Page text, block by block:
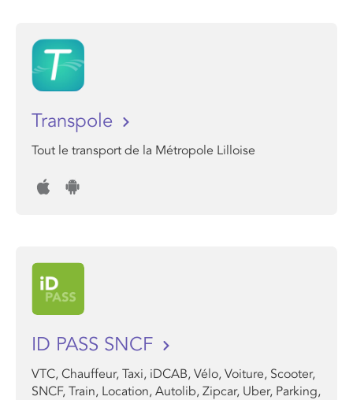
Transpole
Tout le transport de la Métropole Lilloise
ID PASS SNCF
VTC, Chauffeur, Taxi, iDCAB, Vélo, Voiture, Scooter,
SNCF, Train, Location, Autolib, Zipcar, Uber, Parking,